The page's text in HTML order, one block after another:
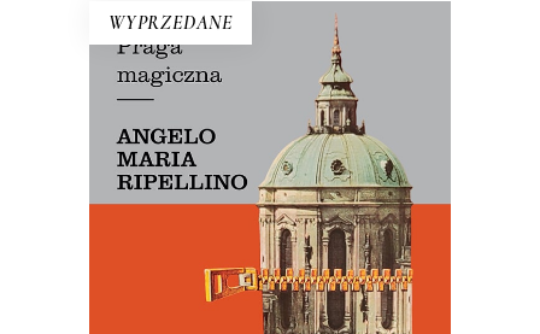
WYPRZEDANE
PRAGA MAGICZNA
Oto – jak mówi Mariusz Szczygieł –
biblia kultury czeskiej. Dla miłośników
Pragi i czeskiej kultury – lektura
niezbędna.